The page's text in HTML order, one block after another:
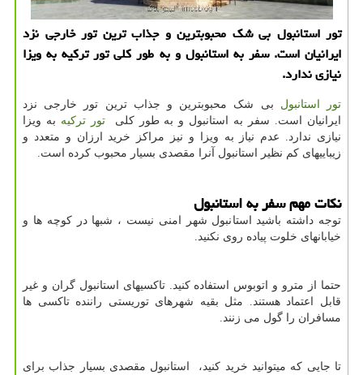
تور استانبول بی شك محبوبترین و جذاب ترین تور خارجی نزد
ایرانیان است. سفر به استانبول و به طور كلی تور تركیه به ویزا
نیازی ندارد.
تور استانبول بی شک محبوبترین و جذاب ترین تور خارجی نزد
ایرانیان است. سفر به استانبول و به طور کلیتور ترکیه به ویزا
نیازی ندارد. عدم نیاز به ویزا و نیز مراکز خرید ارزان و متعدد و
زیباییهای کم نظیر استانبول آنرا مقصدی بسیار محبوب کرده است.
نکات مهم سفر به استانبول
توجه داشته باشید استانبول شهر امنی نیست ، شبها در کوچه ها و
خیابانهای خلوت پیاده روی نکنید.
حتما از مترو و اتوبوس استفاده کنید. تاکسیهای استانبول گران و غیر
قابل اعتماد هستند. مثل بقیه شهرهای توریستی راننده تاکسی ها
مسافران را گول می زنند.
تا جایی که میتوانید خرید کنید، استانبول مقصدی بسیار جذاب برای